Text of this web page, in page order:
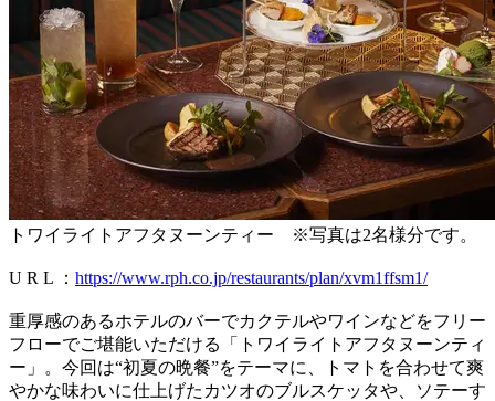
トワイライトアフタヌーンティー ※写真は2名様分です。
U R L ： https://www.rph.co.jp/restaurants/plan/xvm1ffsm1/
重厚感のあるホテルのバーでカクテルやワインなどをフリー
フローでご堪能いただける「トワイライトアフタヌーンティ
ー」。今回は“初夏の晩餐”をテーマに、トマトを合わせて爽
やかな味わいに仕上げたカツオのブルスケッタや、ソテーす